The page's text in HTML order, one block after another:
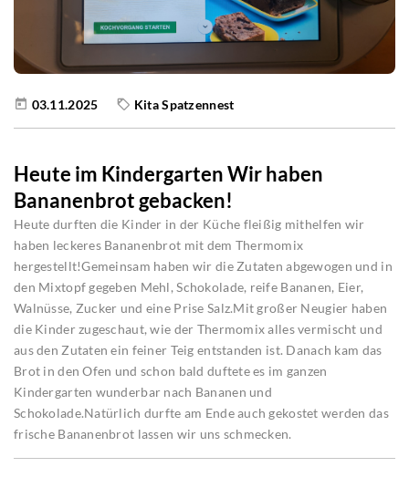
03.11.2025 Kita Spatzennest
Heute im Kindergarten Wir haben
Bananenbrot gebacken!
Heute durften die Kinder in der Küche fleißig mithelfen wir
haben leckeres Bananenbrot mit dem Thermomix
hergestellt!Gemeinsam haben wir die Zutaten abgewogen und in
den Mixtopf gegeben Mehl, Schokolade, reife Bananen, Eier,
Walnüsse, Zucker und eine Prise Salz.Mit großer Neugier haben
die Kinder zugeschaut, wie der Thermomix alles vermischt und
aus den Zutaten ein feiner Teig entstanden ist. Danach kam das
Brot in den Ofen und schon bald duftete es im ganzen
Kindergarten wunderbar nach Bananen und
Schokolade.Natürlich durfte am Ende auch gekostet werden das
frische Bananenbrot lassen wir uns schmecken.